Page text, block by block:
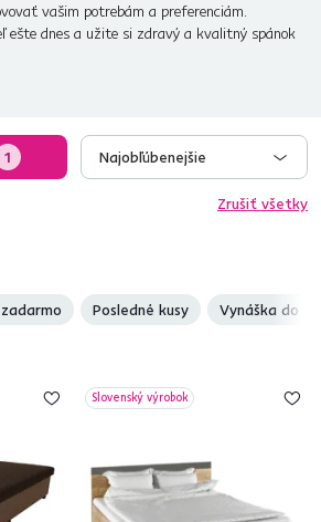
vašim potrebám a preferenciám.
ešte dnes a užite si zdravý a kvalitný spánok
1 Najobľúbenejšie
Posledné kusy Vynáška do
Zrušiť všetky
Slovenský výrobok